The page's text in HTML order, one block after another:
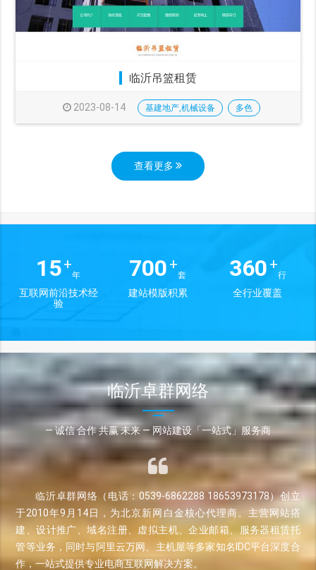
临沂吊篮租赁
2023-08-14 基建地产,机械设备 多色
查看更多
15+
年
互联网前沿技术经
验
700 +
套
建站模版积累
360 +
行
全行业覆盖
临沂卓群网络
— 诚信 合作 共赢 未来 — 网站建设「一站式」服务商
临沂卓群网络（电话：0539-6862288 18653973178）创立
于2010年9月14日，为北京新网白金核心代理商。主营网站搭
建、设计推广、域名注册、虚拟主机、企业邮箱、服务器租赁托
管等业务，同时与阿里云万网、主机屋等多家知名IDC平台深度合
作，一站式提供专业电商互联网解决方案。